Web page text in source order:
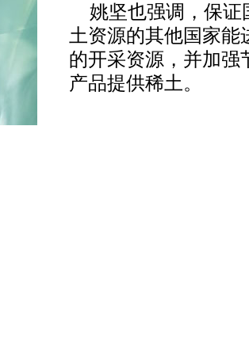
姚坚也强调，保
土资源的其他国家
的开采资源，并加强
产品提供稀土。